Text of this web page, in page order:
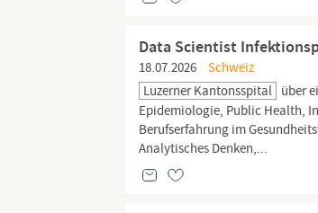
Data Scientist
18.07.2026
Schweiz
Luzerner Kantonsspital über
Epidemiologie, Public Health,
Berufserfahrung im
Analytisches Denken,...